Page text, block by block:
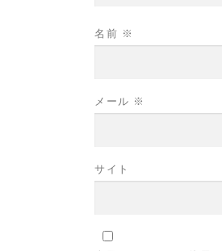
名前 ※
メール ※
サイト